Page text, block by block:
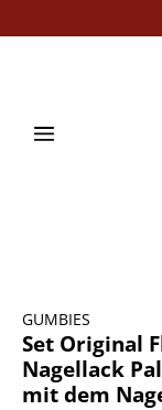
GUMBIES
Set Original
Nagellack
mit dem